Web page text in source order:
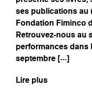
ses publications au
Fondation Fiminco
Retrouvez-nous au
performances
septembre […]
Lire plus